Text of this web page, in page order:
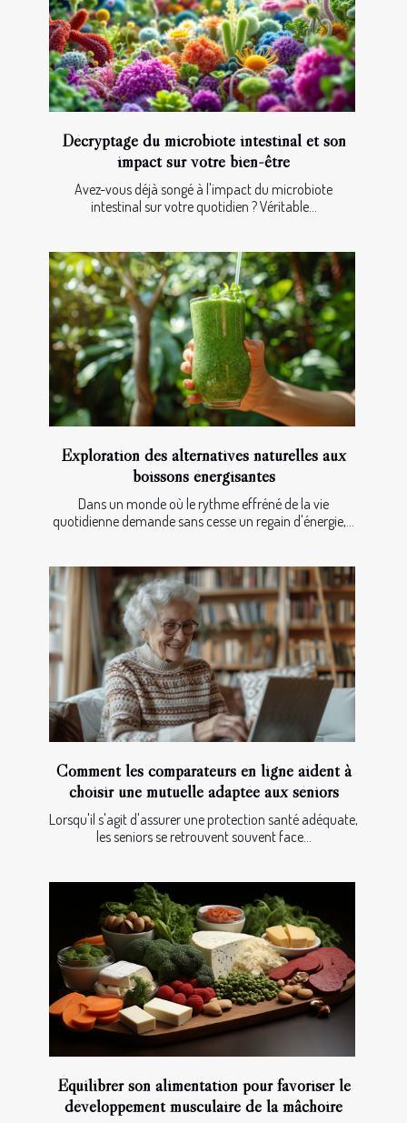
Décryptage du microbiote intestinal et son
impact sur votre bien-être
Avez-vous déjà songé à l'impact du microbiote
intestinal sur votre quotidien ? Véritable...
Exploration des alternatives naturelles aux
boissons énergisantes
Dans un monde où le rythme effréné de la vie
quotidienne demande sans cesse un regain d'énergie,...
Comment les comparateurs en ligne aident à
choisir une mutuelle adaptée aux séniors
Lorsqu'il s'agit d'assurer une protection santé adéquate,
les seniors se retrouvent souvent face...
Équilibrer son alimentation pour favoriser le
développement musculaire de la mâchoire